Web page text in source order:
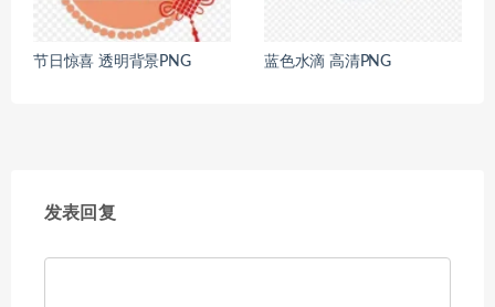
节日惊喜 透明背景PNG 蓝色水滴 高清PNG
发表回复